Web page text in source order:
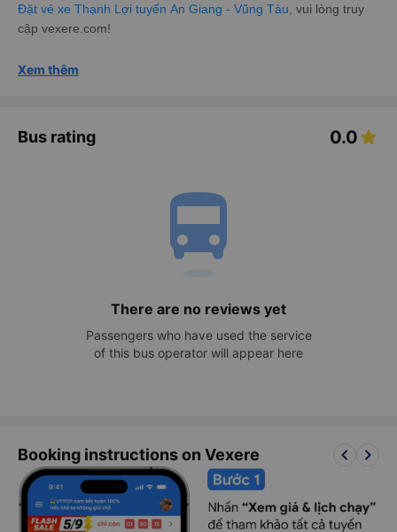
Đặt vé xe Thạnh Lợi tuyến An Giang - Vũng Tàu, vui lòng truy
cập vexere.com!
Xem thêm
Bus rating 0.0
directions_bus
There are no reviews yet
Passengers who have used the service
of this bus operator will appear here
Booking instructions on Vexere keyboard_arrow_left keyboard_arrow_right